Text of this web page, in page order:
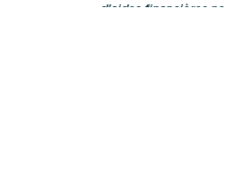
d’aides financières